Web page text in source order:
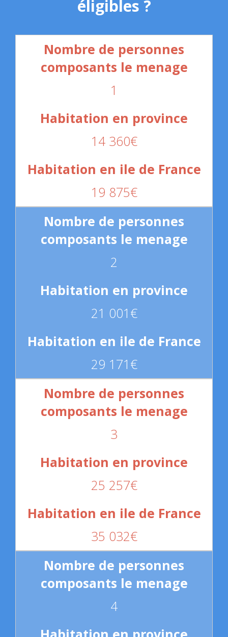
éligibles ?
1
14 360€
19 875€
2
21 001€
29 171€
3
25 257€
35 032€
4